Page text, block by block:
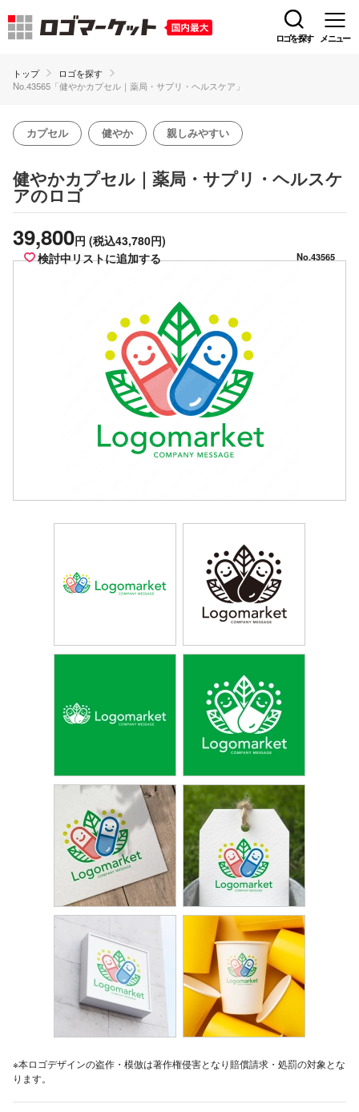
ロゴを探す メニュー
トップ
ロゴを探す
No.43565「健やかカプセル｜薬局・サプリ・ヘルスケア」
カプセル 健やか 親しみやすい
健やかカプセル｜薬局・サプリ・ヘルスケ
アのロゴ
39,800円 (税込43,780円)
検討中リストに追加する
No.43565
※本ロゴデザインの盗作・模倣は著作権侵害となり賠償請求・処罰の対象とな
ります。